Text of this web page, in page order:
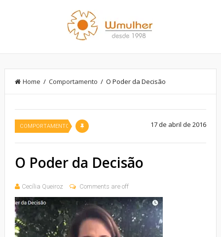
Home / Comportamento / O Poder da Decisão
COMPORTAMENTO 17 de abril de 2016
O Poder da Decisão
Cecília Queiroz Comments are off